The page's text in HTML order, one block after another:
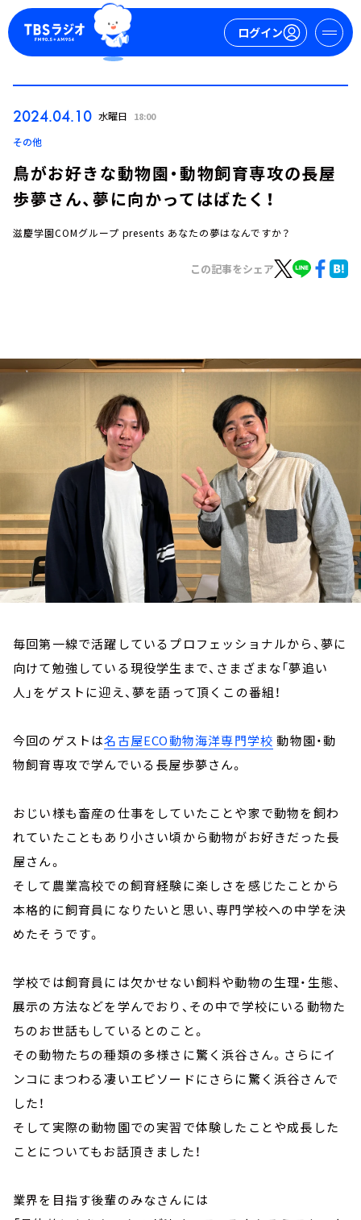
ログイン
お知らせ
イベント・グッズ
YouTube
会社情報
2024.04.10 水曜日 18:00
その他
鳥がお好きな動物園・動物飼育専攻の長屋
歩夢さん、夢に向かってはばたく！
滋慶学園COMグループ presents あなたの夢はなんですか？
この記事をシェア
毎回第一線で活躍しているプロフェッショナルから、夢に
向けて勉強している現役学生まで、さまざまな「夢追い
人」をゲストに迎え、夢を語って頂くこの番組！
今回のゲストは名古屋ECO動物海洋専門学校 動物園・動
物飼育専攻で学んでいる長屋歩夢さん。
おじい様も畜産の仕事をしていたことや家で動物を飼わ
れていたこともあり小さい頃から動物がお好きだった長
屋さん。
そして農業高校での飼育経験に楽しさを感じたことから
本格的に飼育員になりたいと思い、専門学校への中学を決
めたそうです。
学校では飼育員には欠かせない飼料や動物の生理・生態、
展示の方法などを学んでおり、その中で学校にいる動物た
ちのお世話もしているとのこと。
その動物たちの種類の多様さに驚く浜谷さん。さらにイ
ンコにまつわる凄いエピソードにさらに驚く浜谷さんで
した！
そして実際の動物園での実習で体験したことや成長した
ことについてもお話頂きました！
業界を目指す後輩のみなさんには